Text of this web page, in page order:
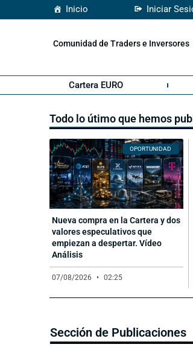
Inicio Iniciar
Comunidad de Traders e Inversores
Cartera EURO
Todo lo útimo que hemos
OPORTUNIDAD
Nueva compra en la Cartera y dos
valores especulativos que
empiezan a despertar. Vídeo
Análisis
07/08/2026 02:25
Sección de Publicaciones